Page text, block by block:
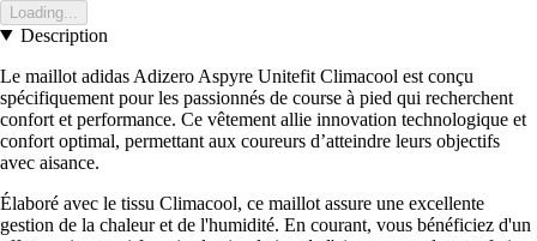
Loading...
Description
Le maillot adidas Adizero Aspyre Unitefit Climacool est conçu
spécifiquement pour les passionnés de course à pied qui recherchent
confort et performance. Ce vêtement allie innovation technologique et
confort optimal, permettant aux coureurs d’atteindre leurs objectifs
avec aisance.
Élaboré avec le tissu Climacool, ce maillot assure une excellente
gestion de la chaleur et de l'humidité. En courant, vous bénéficiez d'un